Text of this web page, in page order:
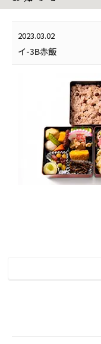
2023.03.02
イ-3B赤飯